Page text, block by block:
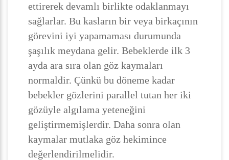
ettirerek devamlı birlikte odaklanmayı
sağlarlar. Bu kasların bir veya birkaçının
görevini iyi yapamaması durumunda
şaşılık meydana gelir. Bebeklerde ilk 3
ayda ara sıra olan göz kaymaları
normaldir. Çünkü bu döneme kadar
bebekler gözlerini parallel tutan her iki
gözüyle algılama yeteneğini
geliştirmemişlerdir. Daha sonra olan
kaymalar mutlaka göz hekimince
değerlendirilmelidir.